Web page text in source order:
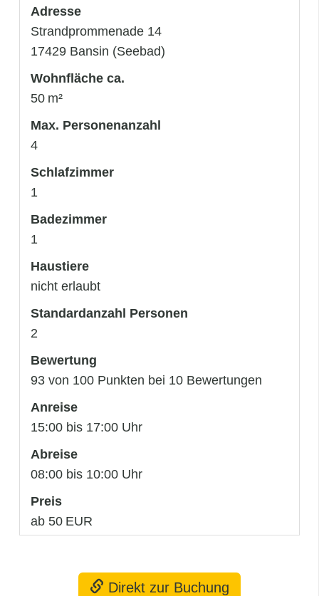
Adresse
Strandprommenade 14
17429 Bansin (Seebad)
Wohnfläche ca.
50 m²
Max. Personenanzahl
4
Schlafzimmer
1
Badezimmer
1
Haustiere
nicht erlaubt
Standardanzahl Personen
2
Bewertung
93 von 100 Punkten bei 10 Bewertungen
Anreise
15:00 bis 17:00 Uhr
Abreise
08:00 bis 10:00 Uhr
Preis
ab 50 EUR
Direkt zur Buchung